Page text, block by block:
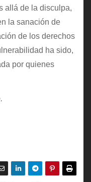
allá de la disculpa,
la sanación de
de los derechos
ha sido,
por quienes
.